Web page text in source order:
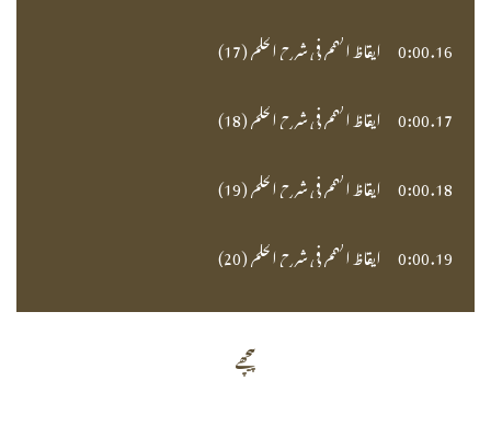
16.
ايقاظ الهمم في شرح الحكم (17) 0:00
17.
ايقاظ الهمم في شرح الحكم (18) 0:00
18.
ايقاظ الهمم في شرح الحكم (19) 0:00
19.
ايقاظ الهمم في شرح الحكم (20) 0:00
پیچھے